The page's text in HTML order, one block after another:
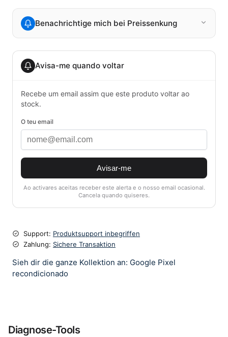
Benachrichtige mich bei Preissenkung
Avisa-me quando voltar
Recebe um email assim que este produto voltar ao
stock.
O teu email
Avisar-me
Ao activares aceitas receber este alerta e o nosso email ocasional.
Cancela quando quiseres.
Support: Produktsupport inbegriffen
Zahlung: Sichere Transaktion
Sieh dir die ganze Kollektion an: Google Pixel
recondicionado
Diagnose-Tools